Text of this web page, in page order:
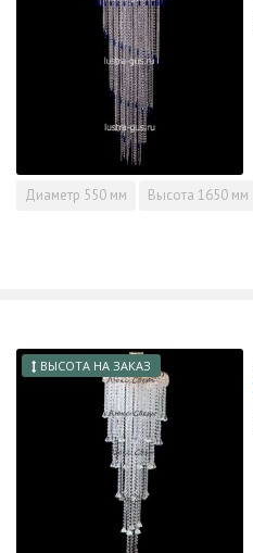
Диаметр 550 мм Высота 1650 мм
ВЫСОТА НА ЗАКАЗ